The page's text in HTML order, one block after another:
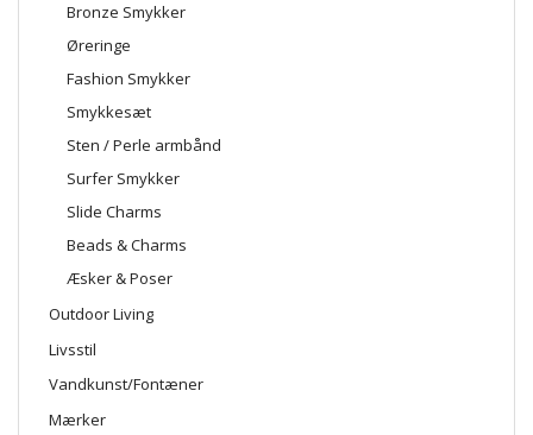
Bronze Smykker
Øreringe
Fashion Smykker
Smykkesæt
Sten / Perle armbånd
Surfer Smykker
Slide Charms
Beads & Charms
Æsker & Poser
Outdoor Living
Livsstil
Vandkunst/Fontæner
Mærker